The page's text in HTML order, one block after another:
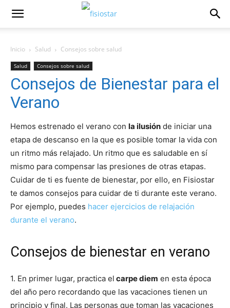
Inicio Salud Consejos sobre salud
Salud Consejos sobre salud
Consejos de Bienestar para el
Verano
Hemos estrenado el verano con la ilusión de iniciar una
etapa de descanso en la que es posible tomar la vida con
un ritmo más relajado. Un ritmo que es saludable en sí
mismo para compensar las presiones de otras etapas.
Cuidar de ti es fuente de bienestar, por ello, en Fisiostar
te damos consejos para cuidar de ti durante este verano.
Por ejemplo, puedes hacer ejercicios de relajación
durante el verano.
Consejos de bienestar en verano
1. En primer lugar, practica el carpe diem en esta época
del año pero recordando que las vacaciones tienen un
principio y final. Las personas que toman las vacaciones